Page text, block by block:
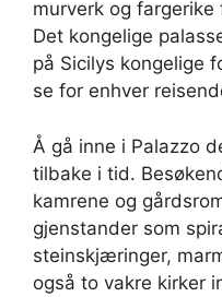
murverk og
Det kongelige
på Sicilys kongelige
se for enhver
Å gå inne i Palazzo
tilbake i tid.
kamrene og
gjenstander som
steinskjæringer,
også to vakre kirker